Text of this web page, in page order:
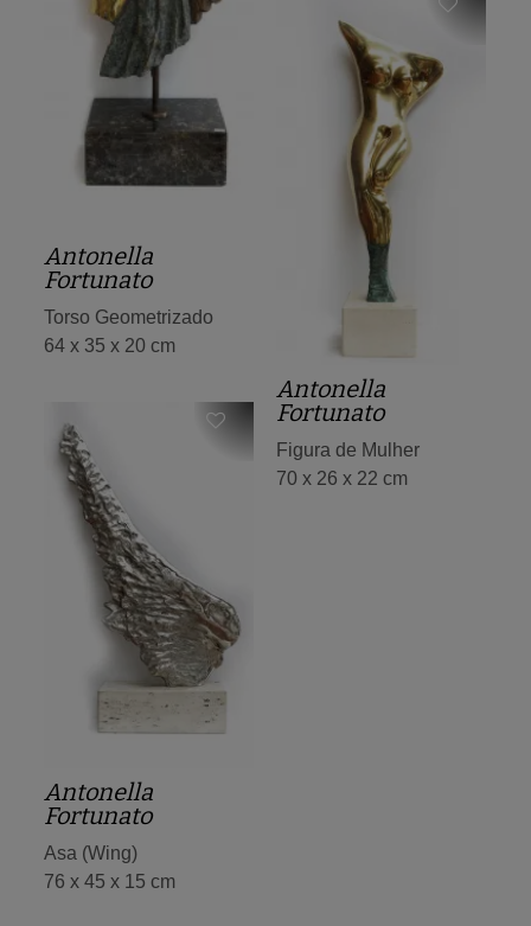
Antonella
Fortunato
Torso Geometrizado
64 x 35 x 20 cm
Antonella
Fortunato
Figura de Mulher
70 x 26 x 22 cm
Antonella
Fortunato
Asa (Wing)
76 x 45 x 15 cm